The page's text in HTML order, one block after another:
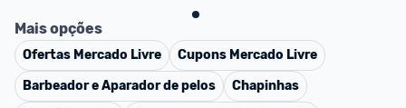
Mais opções
Ofertas Mercado Livre Cupons Mercado Livre
Barbeador e Aparador de pelos
Chapinhas